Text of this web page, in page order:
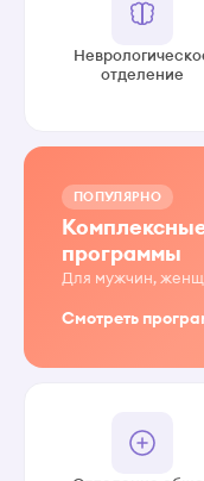
отделение
ПОПУЛЯРНО
программы
Для мужчин,
Смотреть